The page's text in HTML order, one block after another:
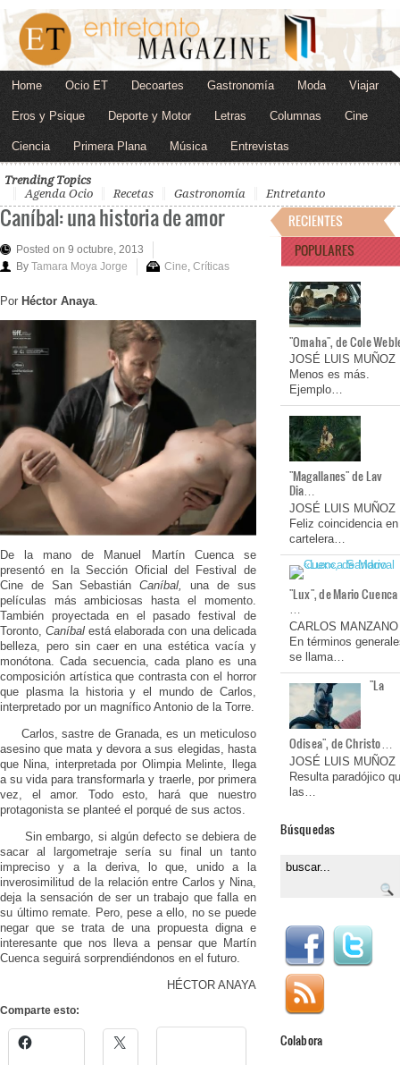
Home Ocio ET Decoartes Gastronomía Moda Viajar
Eros y Psique Deporte y Motor Letras Columnas Cine
Ciencia Primera Plana Música Entrevistas
Trending Topics
Agenda Ocio
Recetas Gastronomía Entretanto
Caníbal: una historia de amor
Posted on 9 octubre, 2013
By Tamara Moya Jorge Cine Críticas
Por Héctor Anaya
De la mano de Manuel Martín Cuenca se
presentó en la Sección Oficial del Festival de
Cine de San SebastiánCaníbal,
una de sus
películas más ambiciosas hasta el momento.
También proyectada en el pasado festival de
Toronto,Caníbal está elaborada con una delicada
belleza, pero sin caer en una estética vacía y
monótona. Cada secuencia, cada plano es una
composición artística que contrasta con el horror
que plasma la historia y el mundo de Carlos,
interpretado por un magnífico Antonio de la Torre.
Carlos, sastre de Granada, es un meticuloso
asesino que mata y devora a sus elegidas, hasta
que Nina, interpretada por Olimpia Melinte, llega
a su vida para transformarla y traerle, por primera
vez, el amor. Todo esto, hará que nuestro
protagonista se planteé el porqué de sus actos.
Sin embargo, si algún defecto se debiera de
sacar al largometraje sería su final un tanto
impreciso y a la deriva, lo que, unido a la
inverosimilitud de la relación entre Carlos y Nina,
deja la sensación de ser un trabajo que falla en
su último remate. Pero, pese a ello, no se puede
negar que se trata de una propuesta digna e
interesante que nos lleva a pensar que Martín
Cuenca seguirá sorprendiéndonos en el futuro.
HÉCTOR ANAYA
Comparte esto:
RECIENTES
POPULARES
"Omaha", de Cole
JOSÉ LUIS MUÑOZ
Menos es más.
Ejemplo…
"Magallanes" de Lav
Dia…
JOSÉ LUIS MUÑOZ
Feliz coincidencia en
cartelera…
"Lux", de Mario Cuenca
…
CARLOS MANZANO
En términos
se llama…
"La
Odisea", de Christo…
JOSÉ LUIS MUÑOZ
Resulta paradójico
las…
Búsquedas
Colabora